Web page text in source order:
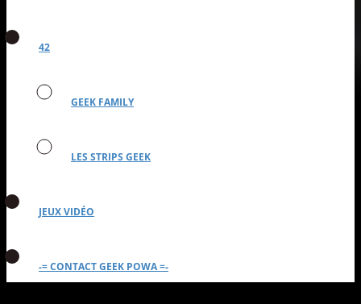
42
GEEK FAMILY
LES STRIPS GEEK
JEUX VIDÉO
-= CONTACT GEEK POWA =-